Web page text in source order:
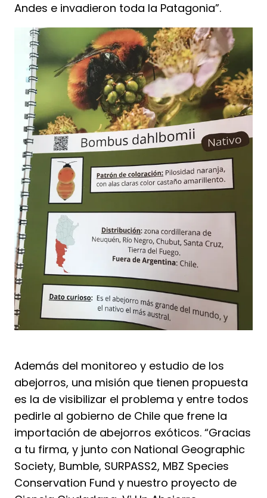
Andes e invadieron toda la Patagonia”.
Además del monitoreo y estudio de los
abejorros, una misión que tienen propuesta
es la de visibilizar el problema y entre todos
pedirle al gobierno de Chile que frene la
importación de abejorros exóticos. “Gracias
a tu firma, y junto con National Geographic
Society, Bumble, SURPASS2, MBZ Species
Conservation Fund y nuestro proyecto de